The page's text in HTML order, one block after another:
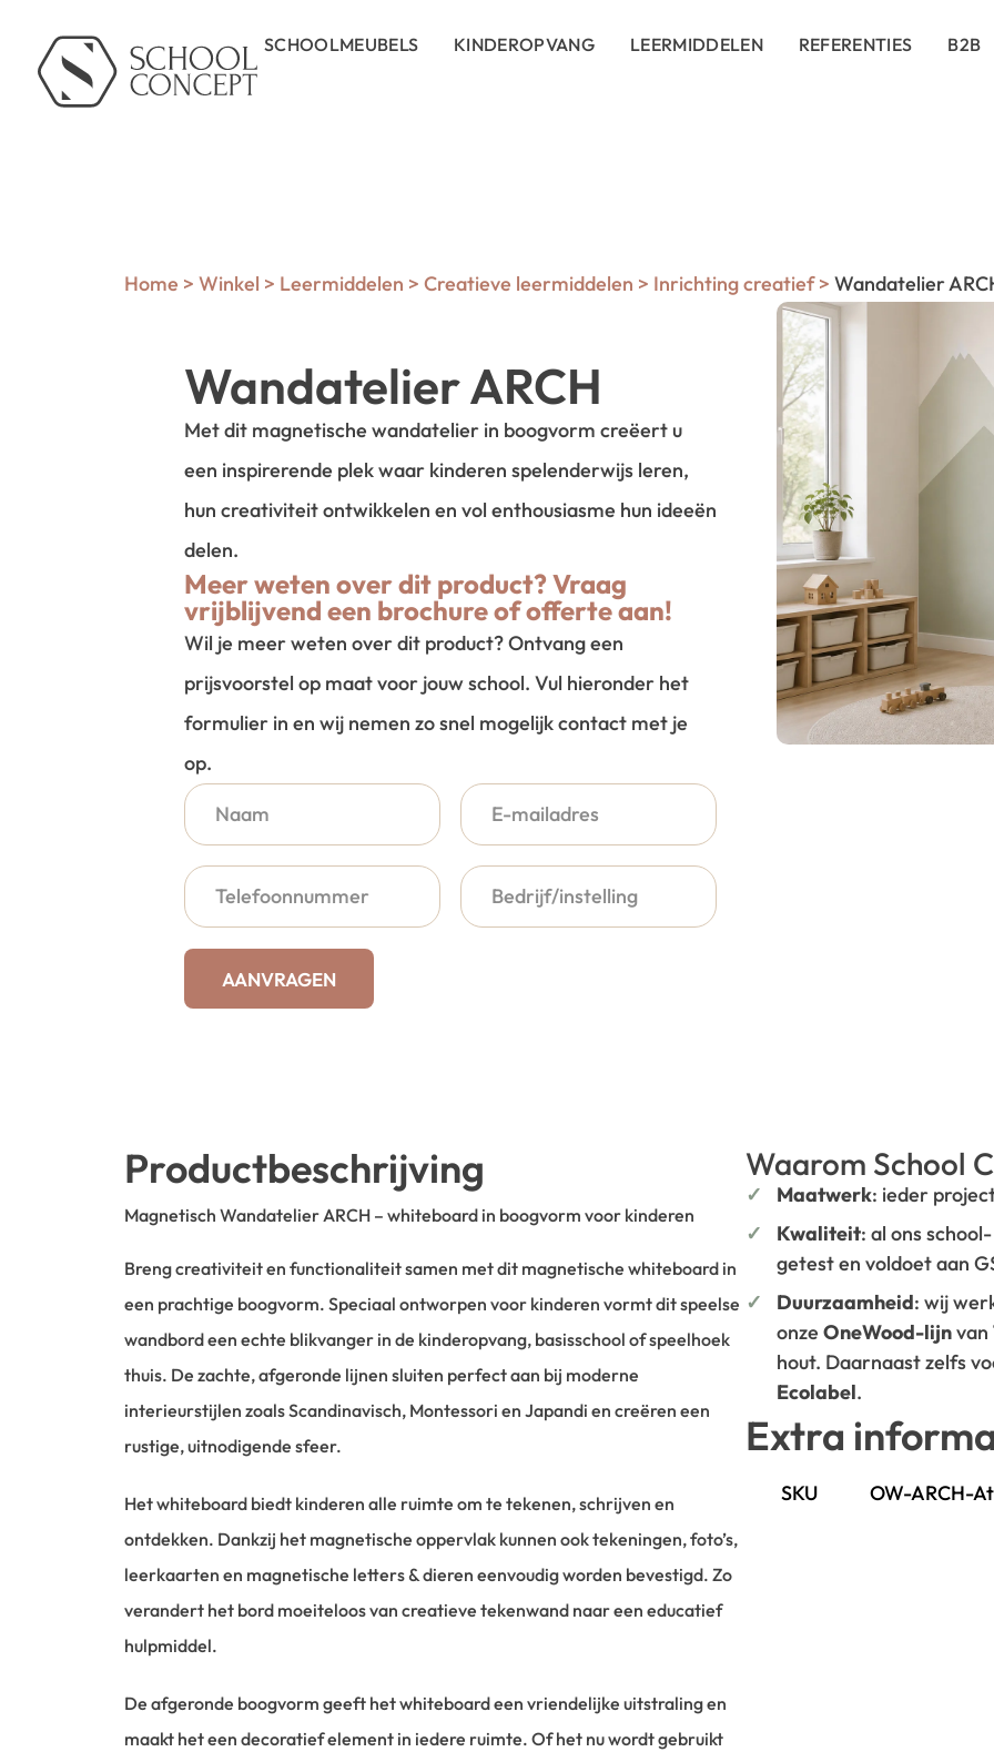
SCHOOLMEUBELS KINDEROPVANG LEERMIDDELEN REFERENTIES B2B
Home > Winkel > Leermiddelen > Creatieve leermiddelen > Inrichting creatief > Wandatelier
Wandatelier ARCH
Met dit magnetische wandatelier in boogvorm creëert u
een inspirerende plek waar kinderen spelenderwijs leren,
hun creativiteit ontwikkelen en vol enthousiasme hun ideeën
delen.
Meer weten over dit product? Vraag
vrijblijvend een brochure of offerte aan!
Wil je meer weten over dit product? Ontvang een
prijsvoorstel op maat voor jouw school. Vul hieronder het
formulier in en wij nemen zo snel mogelijk contact met je
op.
AANVRAGEN
Productbeschrijving
Magnetisch Wandatelier ARCH – whiteboard in boogvorm voor kinderen
Breng creativiteit en functionaliteit samen met dit magnetische whiteboard in
een prachtige boogvorm. Speciaal ontworpen voor kinderen vormt dit speelse
wandbord een echte blikvanger in de kinderopvang, basisschool of speelhoek
thuis. De zachte, afgeronde lijnen sluiten perfect aan bij moderne
interieurstijlen zoals Scandinavisch, Montessori en Japandi en creëren een
rustige, uitnodigende sfeer.
Het whiteboard biedt kinderen alle ruimte om te tekenen, schrijven en
ontdekken. Dankzij het magnetische oppervlak kunnen ook tekeningen, foto’s,
leerkaarten en magnetische letters & dieren eenvoudig worden bevestigd. Zo
verandert het bord moeiteloos van creatieve tekenwand naar een educatief
hulpmiddel.
De afgeronde boogvorm geeft het whiteboard een vriendelijke uitstraling en
maakt het een decoratief element in iedere ruimte. Of het nu wordt gebruikt
Waarom School
Maatwerk: ieder
Kwaliteit: al ons
getest en voldoet aan
Duurzaamheid: wij
onze OneWood-lijnvan
hout. Daarnaast zelfs
Ecolabel.
Extra
SKU OW-ARCH-